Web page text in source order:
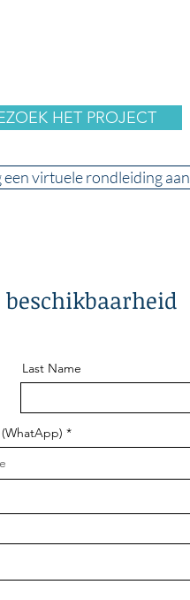
HET PROJECT
een virtuele rondleiding aan
Last Name